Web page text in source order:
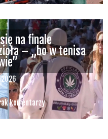
2026
na finale
– „bo w tenisa
komentarzy